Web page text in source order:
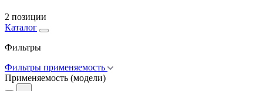
2 позиции
Каталог
Фильтры
Фильтры применяемость
Применяемость (модели)